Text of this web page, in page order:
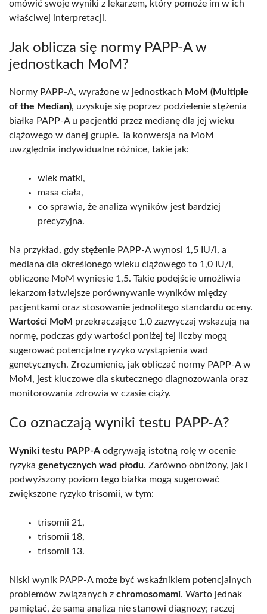
omówić swoje wyniki z lekarzem, który pomoże im w ich
właściwej interpretacji.
Jak oblicza się normy PAPP-A w
jednostkach MoM?
Normy PAPP-A, wyrażone w jednostkach MoM (Multiple
of the Median), uzyskuje się poprzez podzielenie stężenia
białka PAPP-A u pacjentki przez medianę dla jej wieku
ciążowego w danej grupie. Ta konwersja na MoM
uwzględnia indywidualne różnice, takie jak:
wiek matki,
masa ciała,
co sprawia, że analiza wyników jest bardziej
precyzyjna.
Na przykład, gdy stężenie PAPP-A wynosi 1,5 IU/l, a
mediana dla określonego wieku ciążowego to 1,0 IU/l,
obliczone MoM wyniesie 1,5. Takie podejście umożliwia
lekarzom łatwiejsze porównywanie wyników między
pacjentkami oraz stosowanie jednolitego standardu oceny.
Wartości MoM przekraczające 1,0 zazwyczaj wskazują na
normę, podczas gdy wartości poniżej tej liczby mogą
sugerować potencjalne ryzyko wystąpienia wad
genetycznych. Zrozumienie, jak obliczać normy PAPP-A w
MoM, jest kluczowe dla skutecznego diagnozowania oraz
monitorowania zdrowia w czasie ciąży.
Co oznaczają wyniki testu PAPP-A?
Wyniki testu PAPP-A odgrywają istotną rolę w ocenie
ryzyka genetycznych wad płodu. Zarówno obniżony, jak i
podwyższony poziom tego białka mogą sugerować
zwiększone ryzyko trisomii, w tym:
trisomii 21,
trisomii 18,
trisomii 13.
Niski wynik PAPP-A może być wskaźnikiem potencjalnych
problemów związanych z chromosomami. Warto jednak
pamiętać, że sama analiza nie stanowi diagnozy; raczej